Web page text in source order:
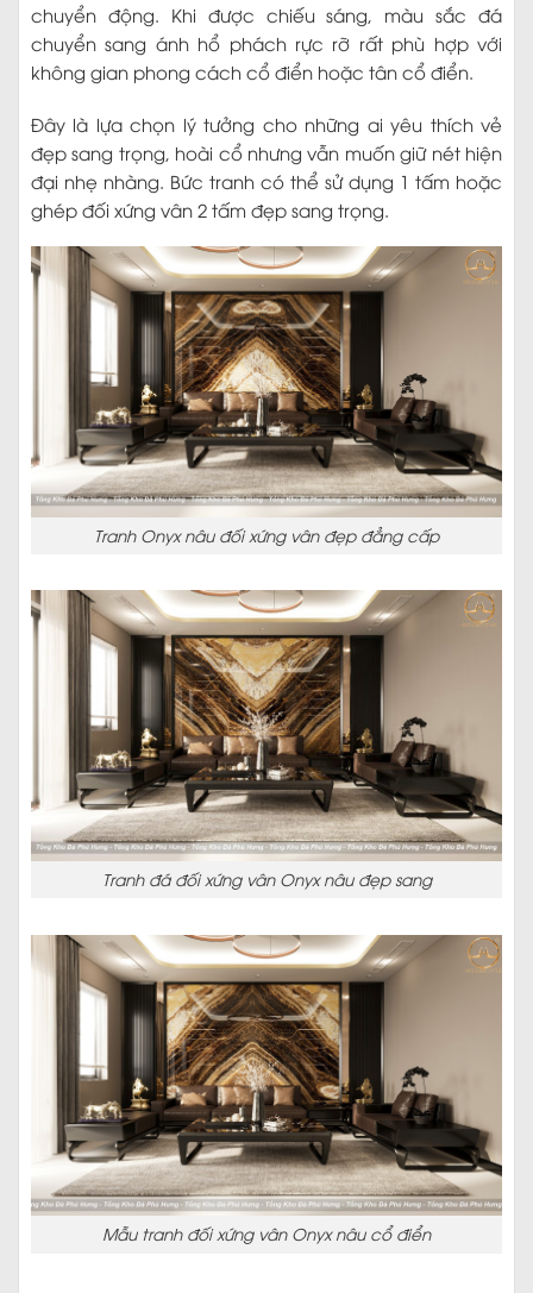
chuyển động. Khi được chiếu sáng, màu sắc đá
chuyển sang ánh hổ phách rực rỡ rất phù hợp với
không gian phong cách cổ điển hoặc tân cổ điển.
Đây là lựa chọn lý tưởng cho những ai yêu thích vẻ
đẹp sang trọng, hoài cổ nhưng vẫn muốn giữ nét hiện
đại nhẹ nhàng. Bức tranh có thể sử dụng 1 tấm hoặc
ghép đối xứng vân 2 tấm đẹp sang trọng.
Tranh Onyx nâu đối xứng vân đẹp đẳng cấp
Tranh đá đối xứng vân Onyx nâu đẹp sang
Mẫu tranh đối xứng vân Onyx nâu cổ điển